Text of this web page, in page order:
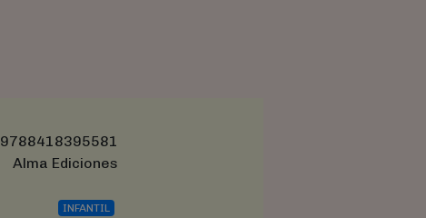
9788418395581
Alma Ediciones
INFANTIL